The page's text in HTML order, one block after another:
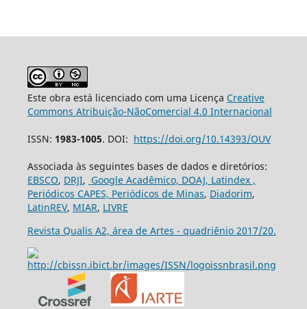
Este obra está licenciado com uma Licença Creative
Commons Atribuição-NãoComercial 4.0 Internacional
ISSN: 1983-1005. DOI: https://doi.org/10.14393/OUV
Associada às seguintes bases de dados e diretórios:
EBSCO, DRJI, Google Acadêmico, DOAJ, Latindex ,
Periódicos CAPES, Periódicos de Minas, Diadorim,
LatinREV, MIAR, LIVRE
Revista Qualis A2, área de Artes - quadriênio 2017/20.